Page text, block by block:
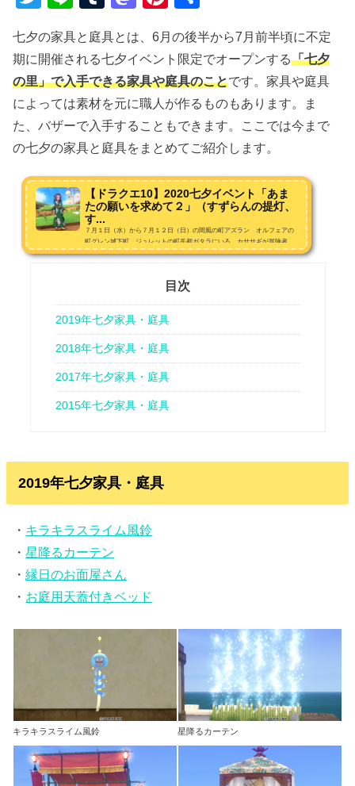
tt
er
e
m
bl
r
st
o
d
o
n
er
e
st
七夕の家具と庭具とは、6月の後半から7月前半頃に不定
期に開催される七夕イベント限定でオープンする「七夕
の里」で入手できる家具や庭具のことです。家具や庭具
によっては素材を元に職人が作るものもあります。ま
た、バザーで入手することもできます。ここでは今まで
の七夕の家具と庭具をまとめてご紹介します。
【ドラクエ10】2020七夕イベント「あま
たの願いを求めて２」（すずらんの提灯、
す...
７月１日（水）から７月１２日（日）の間風の町アズラン オルフェアの
町グレン城下町 ジュレットの町岳都ガタラにいる カササギが冒険者
に 手助けを求めているらしい。受注場所と条件受注場所アズラン・オル
目次
2019年七夕家具・庭具
2018年七夕家具・庭具
2017年七夕家具・庭具
2015年七夕家具・庭具
2019年七夕家具・庭具
・ キラキラスライム風鈴
・星降るカーテン
・縁日のお面屋さん
・ お庭用天蓋付きベッド
キラキラスライム風鈴 星降るカーテン